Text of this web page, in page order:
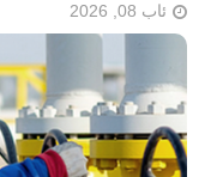
ئاب 08, 2026